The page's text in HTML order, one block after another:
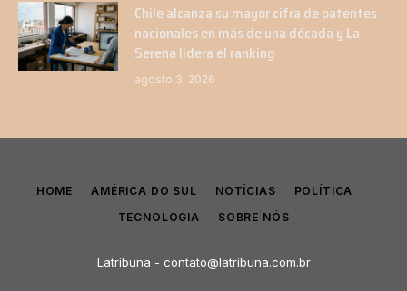
Chile alcanza su mayor cifra de patentes
nacionales en más de una década y La
Serena lidera el ranking
agosto 3, 2026
HOME AMÉRICA DO SUL NOTÍCIAS
POLÍTICA
TECNOLOGIA
SOBRE NÓS
Latribuna - contato@latribuna.com.br